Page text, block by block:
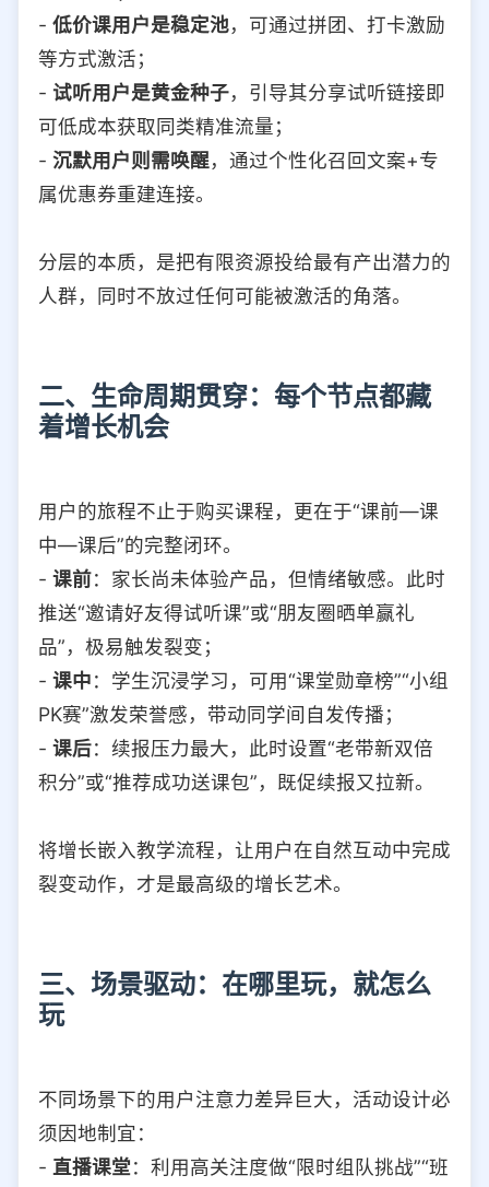
- 低价课用户是稳定池，可通过拼团、打卡激励
等方式激活；
- 试听用户是黄金种子，引导其分享试听链接即
可低成本获取同类精准流量；
- 沉默用户则需唤醒，通过个性化召回文案+专
属优惠券重建连接。
分层的本质，是把有限资源投给最有产出潜力的
人群，同时不放过任何可能被激活的角落。
二、生命周期贯穿：每个节点都藏
着增长机会
用户的旅程不止于购买课程，更在于“课前—课
中—课后”的完整闭环。
- 课前：家长尚未体验产品，但情绪敏感。此时
推送“邀请好友得试听课”或“朋友圈晒单赢礼
品”，极易触发裂变；
- 课中：学生沉浸学习，可用“课堂勋章榜”“小组
PK赛”激发荣誉感，带动同学间自发传播；
- 课后：续报压力最大，此时设置“老带新双倍
积分”或“推荐成功送课包”，既促续报又拉新。
将增长嵌入教学流程，让用户在自然互动中完成
裂变动作，才是最高级的增长艺术。
三、场景驱动：在哪里玩，就怎么
玩
不同场景下的用户注意力差异巨大，活动设计必
须因地制宜：
- 直播课堂：利用高关注度做“限时组队挑战”“班